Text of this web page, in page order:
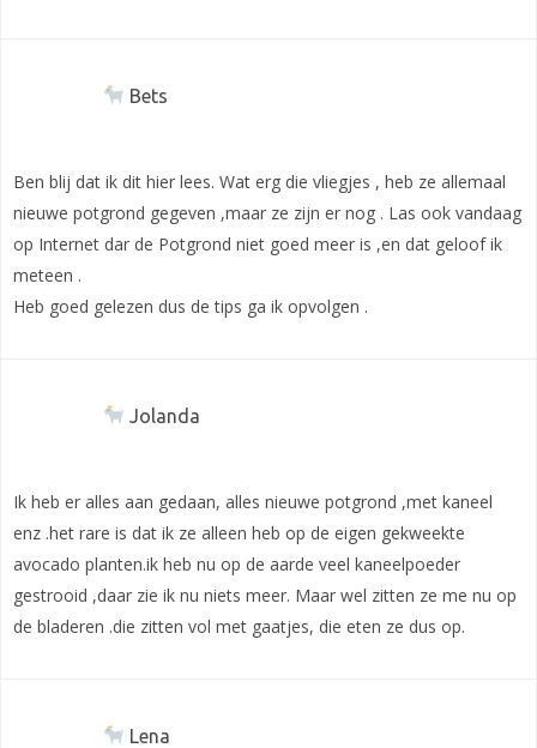
Bets
Ben blij dat ik dit hier lees. Wat erg die vliegjes , heb ze allemaal
nieuwe potgrond gegeven ,maar ze zijn er nog . Las ook vandaag
op Internet dar de Potgrond niet goed meer is ,en dat geloof ik
meteen .
Heb goed gelezen dus de tips ga ik opvolgen .
Jolanda
Ik heb er alles aan gedaan, alles nieuwe potgrond ,met kaneel
enz .het rare is dat ik ze alleen heb op de eigen gekweekte
avocado planten.ik heb nu op de aarde veel kaneelpoeder
gestrooid ,daar zie ik nu niets meer. Maar wel zitten ze me nu op
de bladeren .die zitten vol met gaatjes, die eten ze dus op.
Lena